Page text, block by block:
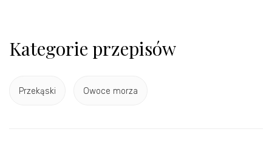
Kategorie przepisów
Przekąski Owoce morza